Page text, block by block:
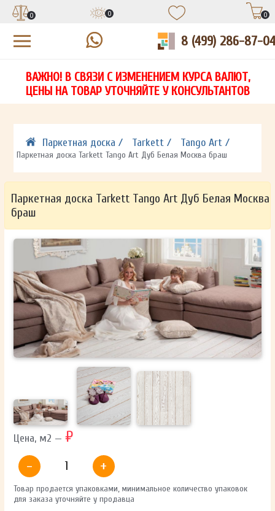
НА
СВЯЖЕТСЯ С ВАМИ В ТЕЧЕНИЕ 15 МИНУТ
ОТПРАВИТЬ
Ваши данные не будут переданы третьим лицам
ЗАПОЛНИТЕ ФОРМУ И НАШ МЕНЕДЖЕР
СВЯЖЕТСЯ С ВАМИ В ТЕЧЕНИЕ 15 МИНУТ
ОТПРАВИТЬ
Ваши данные не будут переданы третьим лицам
ЗАПОЛНИТЕ ФОРМУ И НАШ МЕНЕДЖЕР
СВЯЖЕТСЯ С ВАМИ В ТЕЧЕНИЕ 15 МИНУТ
ОТПРАВИТЬ
Ваши данные не будут переданы третьим лицам
0 0 0
8 (499) 286-87-04
ВАЖНО! В СВЯЗИ С ИЗМЕНЕНИЕМ КУРСА ВАЛЮТ,
ЦЕНЫ НА ТОВАР УТОЧНЯЙТЕ У КОНСУЛЬТАНТОВ
Паркетная доска / Tarkett / Tango Art /
Паркетная доска Tarkett Tango Art Дуб Белая Москва браш
Паркетная доска Tarkett Tango Art Дуб Белая Москва
браш
Цена, м2 — ₽
-
+
Товар продается упаковками, минимальное количество упаковок
для заказа уточняйте у продавца